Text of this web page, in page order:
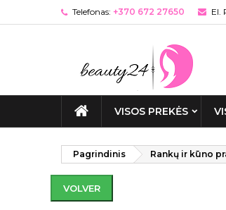
Telefonas: +370 672 27650 El.
VISOS PREKĖS
Pagrindinis Rankų ir kūno
VOLVER